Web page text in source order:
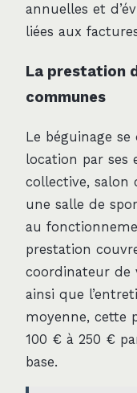
annuelles et
liées aux
La prestation
communes
Le béguinage
location par ses
collective, salon
une salle de
au
prestation
coordinateur de
ainsi que
moyenne, cette
100 € à 250 €
base.